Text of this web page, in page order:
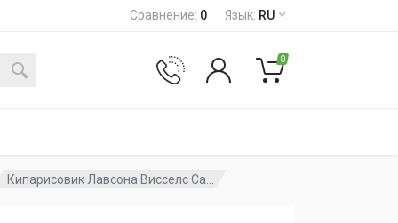
Сравнение: 0 Язык: RU
0
Кипарисовик Лавсона Висселс Са...